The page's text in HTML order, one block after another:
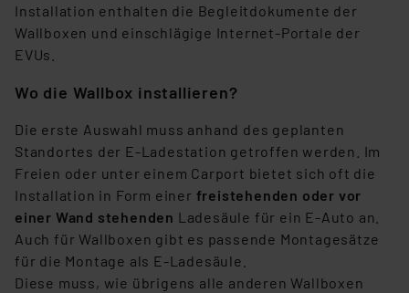
Installation enthalten die Begleitdokumente der
Wallboxen und einschlägige Internet-Portale der
EVUs.
Wo die Wallbox installieren?
Die erste Auswahl muss anhand des geplanten
Standortes der E-Ladestation getroffen werden. Im
Freien oder unter einem Carport bietet sich oft die
Installation in Form einer freistehenden oder vor
einer Wand stehenden Ladesäule für ein E-Auto an.
Auch für Wallboxen gibt es passende Montagesätze
für die Montage als E-Ladesäule.
Diese muss, wie übrigens alle anderen Wallboxen